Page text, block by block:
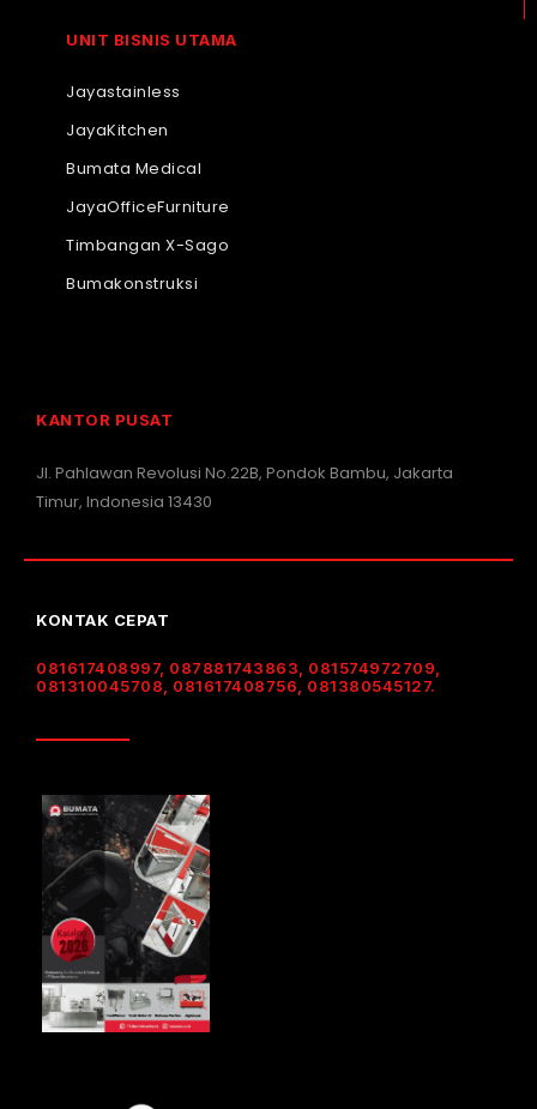
UNIT BISNIS UTAMA
Jayastainless
JayaKitchen
Bumata Medical
JayaOfficeFurniture
Timbangan X-Sago
Bumakonstruksi
KANTOR PUSAT
Jl. Pahlawan Revolusi No.22B, Pondok Bambu, Jakarta
Timur, Indonesia 13430
KONTAK CEPAT
081617408997, 087881743863, 081574972709,
081310045708, 081617408756, 081380545127.